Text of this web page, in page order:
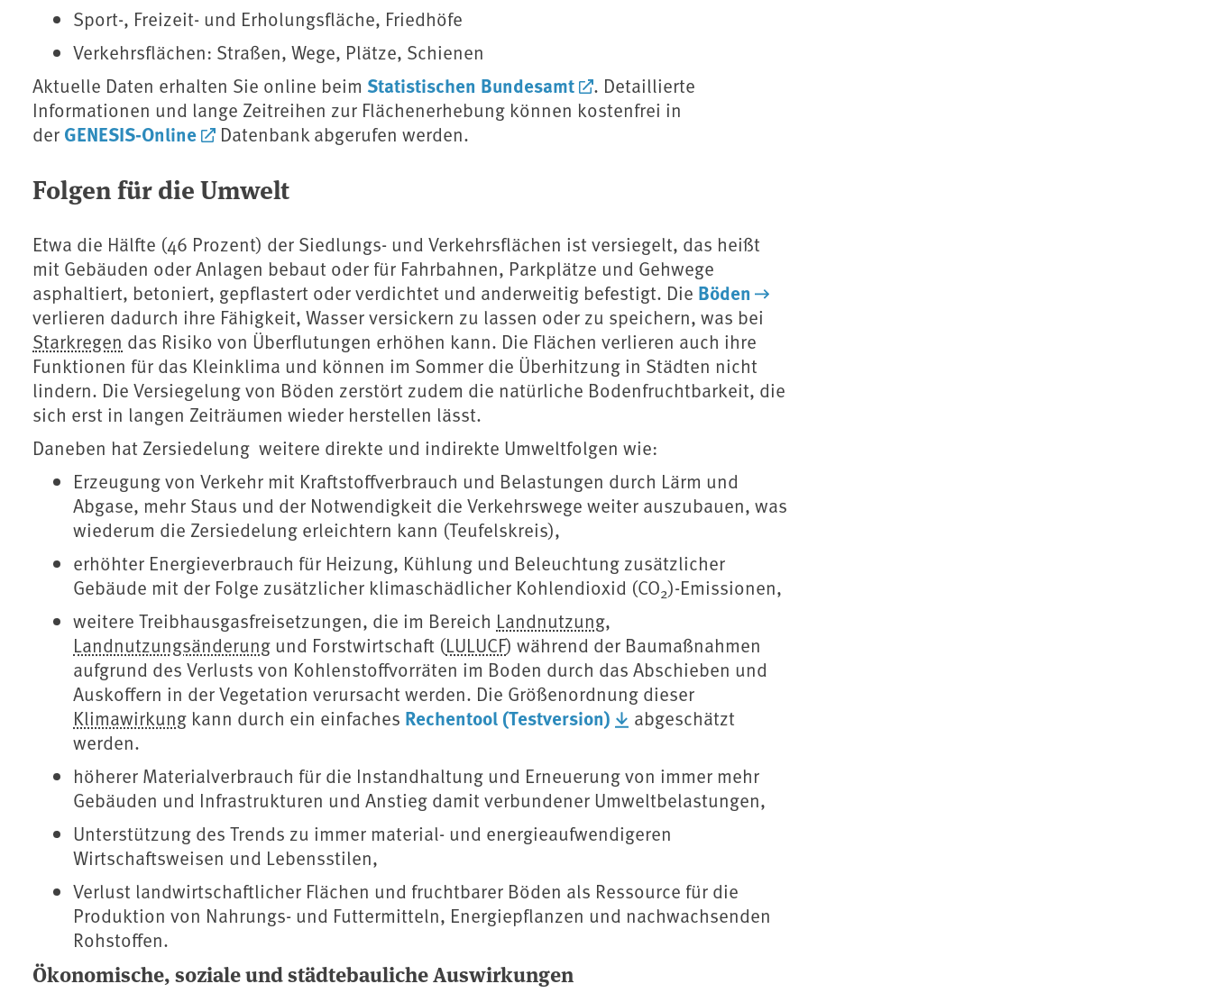
Sport-, Freizeit- und Erholungsfläche, Friedhöfe
Verkehrsflächen: Straßen, Wege, Plätze, Schienen
Aktuelle Daten erhalten Sie online beim Statistischen Bundesamt
. Detaillierte
Informationen und lange Zeitreihen zur Flächenerhebung können kostenfrei in
der GENESIS-Online Datenbank abgerufen werden.
Folgen für die Umwelt
Etwa die Hälfte (46 Prozent) der Siedlungs- und Verkehrsflächen ist versiegelt, das heißt
mit Gebäuden oder Anlagen bebaut oder für Fahrbahnen, Parkplätze und Gehwege
asphaltiert, betoniert, gepflastert oder verdichtet und anderweitig befestigt. Die Böden
verlieren dadurch ihre Fähigkeit, Wasser versickern zu lassen oder zu speichern, was bei
Starkregen das Risiko von Überflutungen erhöhen kann. Die Flächen verlieren auch ihre
Funktionen für das Kleinklima und können im Sommer die Überhitzung in Städten nicht
lindern. Die Versiegelung von Böden zerstört zudem die natürliche Bodenfruchtbarkeit, die
sich erst in langen Zeiträumen wieder herstellen lässt.
Daneben hat Zersiedelung weitere direkte und indirekte Umweltfolgen wie:
Erzeugung von Verkehr mit Kraftstoffverbrauch und Belastungen durch Lärm und
Abgase, mehr Staus und der Notwendigkeit die Verkehrswege weiter auszubauen, was
wiederum die Zersiedelung erleichtern kann (Teufelskreis),
erhöhter Energieverbrauch für Heizung, Kühlung und Beleuchtung zusätzlicher
Gebäude mit der Folge zusätzlicher klimaschädlicher Kohlendioxid (CO2)-Emissionen,
weitere Treibhausgasfreisetzungen, die im Bereich Landnutzung,
Landnutzungsänderung und Forstwirtschaft (LULUCF) während der Baumaßnahmen
aufgrund des Verlusts von Kohlenstoffvorräten im Boden durch das Abschieben und
Auskoffern in der Vegetation verursacht werden. Die Größenordnung dieser
Klimawirkung kann durch ein einfaches Rechentool (Testversion)
abgeschätzt
werden.
höherer Materialverbrauch für die Instandhaltung und Erneuerung von immer mehr
Gebäuden und Infrastrukturen und Anstieg damit verbundener Umweltbelastungen,
Unterstützung des Trends zu immer material- und energieaufwendigeren
Wirtschaftsweisen und Lebensstilen,
Verlust landwirtschaftlicher Flächen und fruchtbarer Böden als Ressource für die
Produktion von Nahrungs- und Futtermitteln, Energiepflanzen und nachwachsenden
Rohstoffen.
Ökonomische, soziale und städtebauliche Auswirkungen